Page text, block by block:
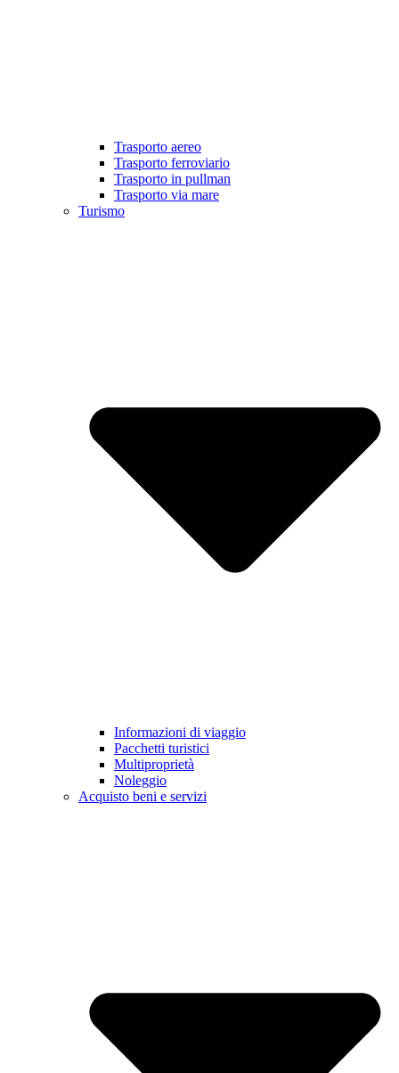
Trasporto aereo
Trasporto ferroviario
Trasporto in pullman
Trasporto via mare
Turismo
Informazioni di viaggio
Pacchetti turistici
Multiproprietà
Noleggio
Acquisto beni e servizi